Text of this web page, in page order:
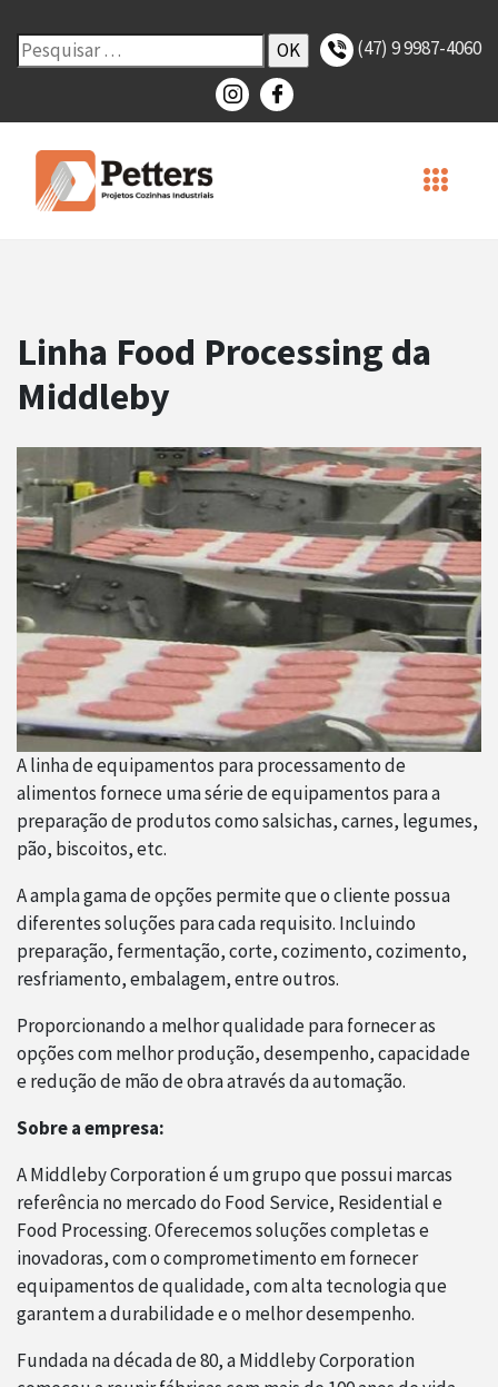
(47) 9 9987-4060
Linha Food Processing da
Middleby
A linha de equipamentos para processamento de
alimentos fornece uma série de equipamentos para a
preparação de produtos como salsichas, carnes, legumes,
pão, biscoitos, etc.
A ampla gama de opções permite que o cliente possua
diferentes soluções para cada requisito. Incluindo
preparação, fermentação, corte, cozimento, cozimento,
resfriamento, embalagem, entre outros.
Proporcionando a melhor qualidade para fornecer as
opções com melhor produção, desempenho, capacidade
e redução de mão de obra através da automação.
Sobre a empresa:
A Middleby Corporation é um grupo que possui marcas
referência no mercado do Food Service, Residential e
Food Processing. Oferecemos soluções completas e
inovadoras, com o comprometimento em fornecer
equipamentos de qualidade, com alta tecnologia que
garantem a durabilidade e o melhor desempenho.
Fundada na década de 80, a Middleby Corporation